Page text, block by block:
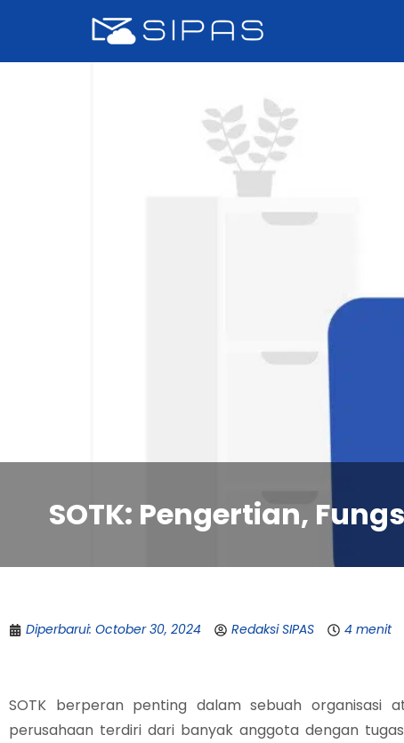
SOTK: Pengertian,
Diperbarui: October 30, 2024 Redaksi SIPAS 4 menit
SOTK berperan penting dalam sebuah organisasi
perusahaan terdiri dari banyak anggota dengan